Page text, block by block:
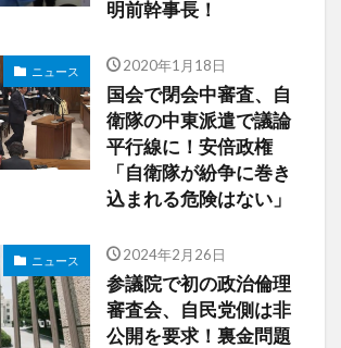
明前幹事長！
ニュース 2020年1月18日
国会で閉会中審査、自
衛隊の中東派遣で議論
平行線に！安倍政権
「自衛隊が紛争に巻き
込まれる危険はない」
ニュース 2024年2月26日
参議院で初の政治倫理
審査会、自民党側は非
公開を要求！裏金問題